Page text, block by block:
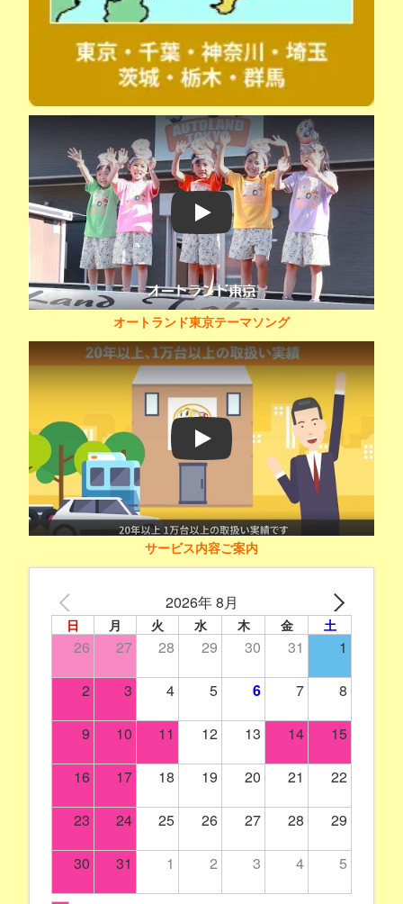
Play
オートランド東京テーマソング
Play
サービス内容ご案内
2026年 8月
日 月 火 水 木 金 土
26 27 28 29 30 31 1
2 3 4 5 6 7 8
9 10 11 12 13 14 15
16 17 18 19 20 21 22
23 24 25 26 27 28 29
30 31 1 2 3 4 5